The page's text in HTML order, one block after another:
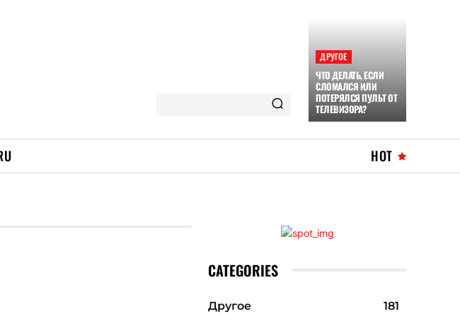
ДРУГОЕ
ЧТО ДЕЛАТЬ, ЕСЛИ
СЛОМАЛСЯ ИЛИ
ПОТЕРЯЛСЯ ПУЛЬТ ОТ
ТЕЛЕВИЗОРА?
HOT
CATEGORIES
Другое
181